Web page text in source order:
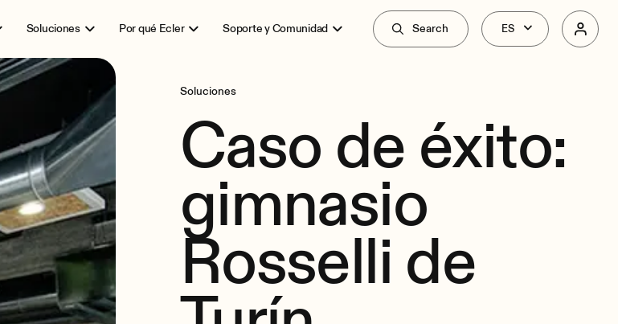
Search
Soluciones Por qué Ecler Soporte y Comunidad
Soluciones
Caso de éxito:
gimnasio
Rosselli de